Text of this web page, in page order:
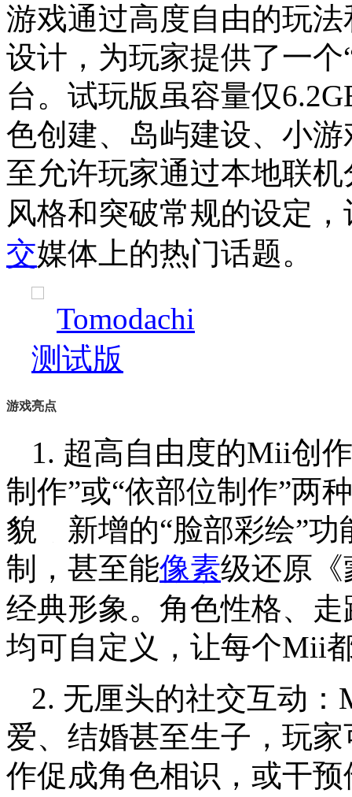
游戏通过高度自由的玩
设计，为玩家提供了一
台。试玩版虽容量仅
色创建、岛屿建设、小
至允许玩家通过本地联
风格和突破常规的设定
交媒体上的热门话题。
游戏亮点
1. 超高自由度的Mii创
制作”或“依部位制作”两
貌，新增的“脸部彩绘”
制，甚至能像素级还原
经典形象。角色性格、
均可自定义，让每个Mii
2. 无厘头的社交互动
爱、结婚甚至生子，玩
作促成角色相识，或干预